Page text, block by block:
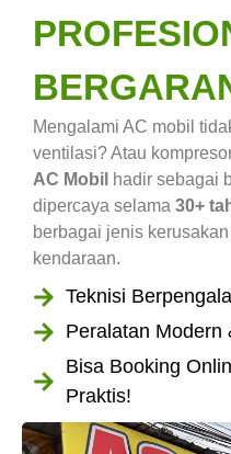
Mengalami AC mobil
ventilasi? Atau
AC Mobil hadir sebagai
dipercaya selama 30+
berbagai jenis
kendaraan.
Teknisi
Peralatan Modern
Bisa Booking
Praktis!